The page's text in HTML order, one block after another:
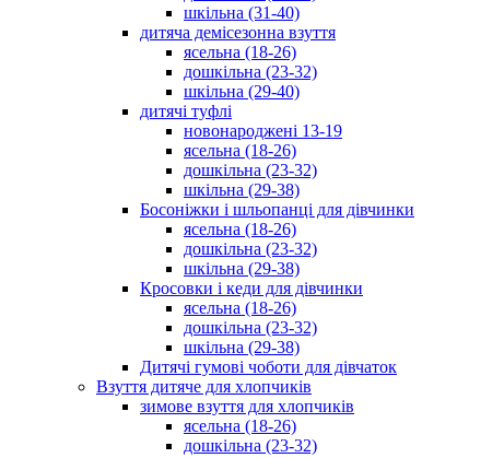
шкільна (31-40)
дитяча демісезонна взуття
ясельна (18-26)
дошкільна (23-32)
шкільна (29-40)
дитячі туфлі
новонароджені 13-19
ясельна (18-26)
дошкільна (23-32)
шкільна (29-38)
Босоніжки і шльопанці для дівчинки
ясельна (18-26)
дошкільна (23-32)
шкільна (29-38)
Кросовки і кеди для дівчинки
ясельна (18-26)
дошкільна (23-32)
шкільна (29-38)
Дитячі гумові чоботи для дівчаток
Взуття дитяче для хлопчиків
зимове взуття для хлопчиків
ясельна (18-26)
дошкільна (23-32)